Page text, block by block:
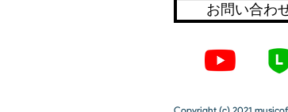
お問い合わ